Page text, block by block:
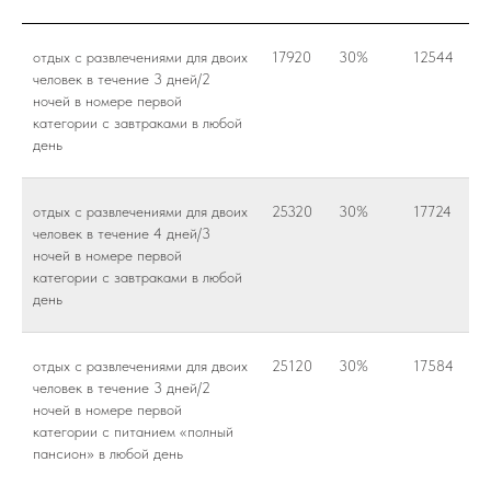
отдых с развлечениями для двоих
человек в течение 3 дней/2
ночей в номере первой
категории с завтраками в любой
день
17920 30% 12544
отдых с развлечениями для двоих
человек в течение 4 дней/3
ночей в номере первой
категории с завтраками в любой
день
25320 30% 17724
отдых с развлечениями для двоих
человек в течение 3 дней/2
ночей в номере первой
категории с питанием «полный
пансион» в любой день
25120 30% 17584